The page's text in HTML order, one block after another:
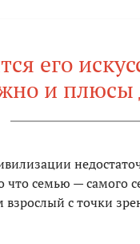
его
и плюсы
семью — самого
взрослый с точки